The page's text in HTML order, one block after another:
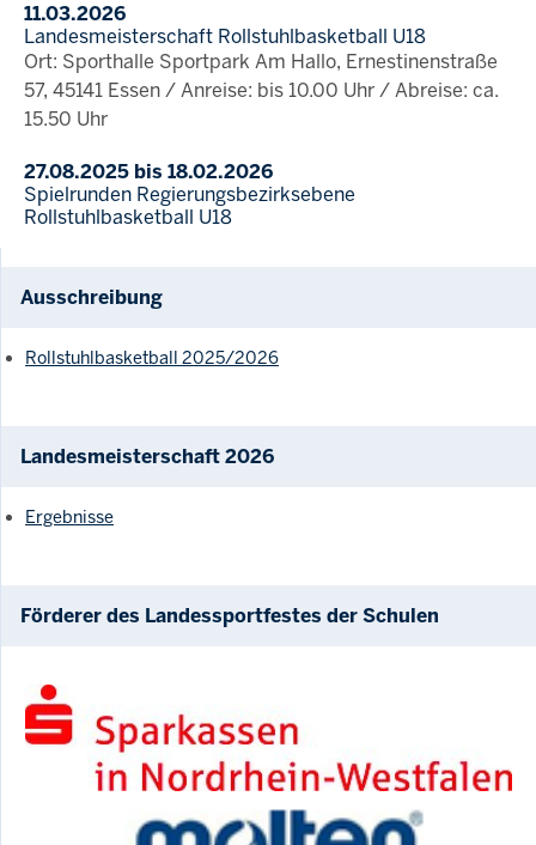
11.03.2026
Landesmeisterschaft Rollstuhlbasketball U18
Ort: Sporthalle Sportpark Am Hallo, Ernestinenstraße
57, 45141 Essen / Anreise: bis 10.00 Uhr / Abreise: ca.
15.50 Uhr
27.08.2025 bis 18.02.2026
Spielrunden Regierungsbezirksebene
Rollstuhlbasketball U18
Ausschreibung
Rollstuhlbasketball 2025/2026
Landesmeisterschaft 2026
Ergebnisse
Förderer des Landessportfestes der Schulen